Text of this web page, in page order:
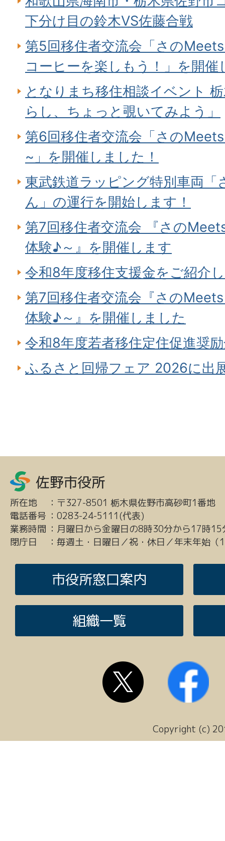
下分け目の鈴木VS佐藤合戦
第5回移住者交流会「さの
コーヒーを楽しもう！」を開催
となりまち移住相談イベント
らし、ちょっと覗いてみよう」
第6回移住者交流会「さの
~」を開催しました！
東武鉄道ラッピング特別車両
ん」の運行を開始します！
第7回移住者交流会 『さの
体験♪～』を開催します
令和8年度移住支援金をご紹介
第7回移住者交流会『さの
体験♪～』を開催しました
令和8年度若者移住定住促進奨
ふるさと回帰フェア 2026に出
所在地 ： 〒327-8501 栃木県佐野市高砂町1番地
電話番号 ： 0283-24-5111(代表)
業務時間 ： 月曜日から金曜日の8時30分から17時15
閉庁日
： 毎週土・日曜日／祝・休日／年末年始
市役所窓口案内
組織一覧
Copyright (c)